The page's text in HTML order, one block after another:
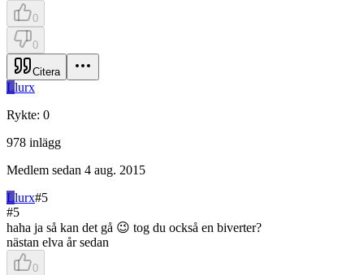
0
0
Citera
Llurx
Rykte: 0
978 inlägg
Medlem sedan 4 aug. 2015
Llurx#5
#5
haha ja så kan det gå 😉 tog du också en biverter?
nästan elva år sedan
0